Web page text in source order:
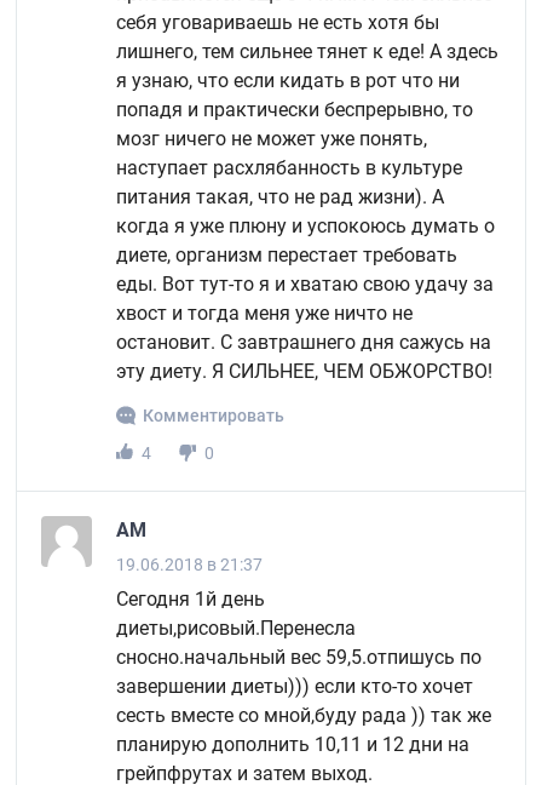
себя уговариваешь не есть хотя бы
лишнего, тем сильнее тянет к еде! А здесь
я узнаю, что если кидать в рот что ни
попадя и практически беспрерывно, то
мозг ничего не может уже понять,
наступает расхлябанность в культуре
питания такая, что не рад жизни). А
когда я уже плюну и успокоюсь думать о
диете, организм перестает требовать
еды. Вот тут-то я и хватаю свою удачу за
хвост и тогда меня уже ничто не
остановит. С завтрашнего дня сажусь на
эту диету. Я СИЛЬНЕЕ, ЧЕМ ОБЖОРСТВО!
Комментировать
4
0
АМ
19.06.2018 в 21:37
Сегодня 1й день
диеты,рисовый.Перенесла
сносно.начальный вес 59,5.отпишусь по
завершении диеты))) если кто-то хочет
сесть вместе со мной,буду рада )) так же
планирую дополнить 10,11 и 12 дни на
грейпфрутах и затем выход.